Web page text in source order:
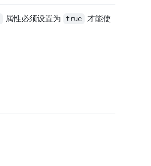
属性必须设置为 true
才能使